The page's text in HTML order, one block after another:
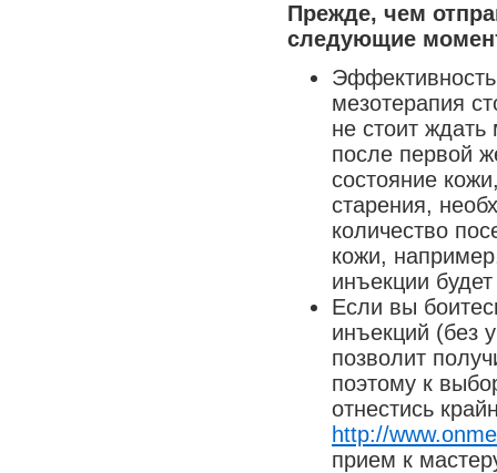
Прежде, чем
следующие
мезотерапия
не стоит
после первой
состояние
старения,
количество
кожи,
инъекции
Если вы
инъекций (без
позволит
поэтому к
отнестись
http://
прием к